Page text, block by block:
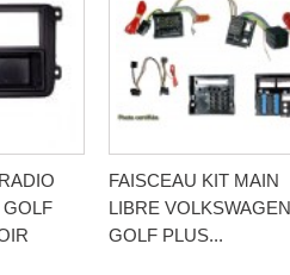
FAISCEAU KIT MAIN
LIBRE VOLKSWAGEN
GOLF PLUS...